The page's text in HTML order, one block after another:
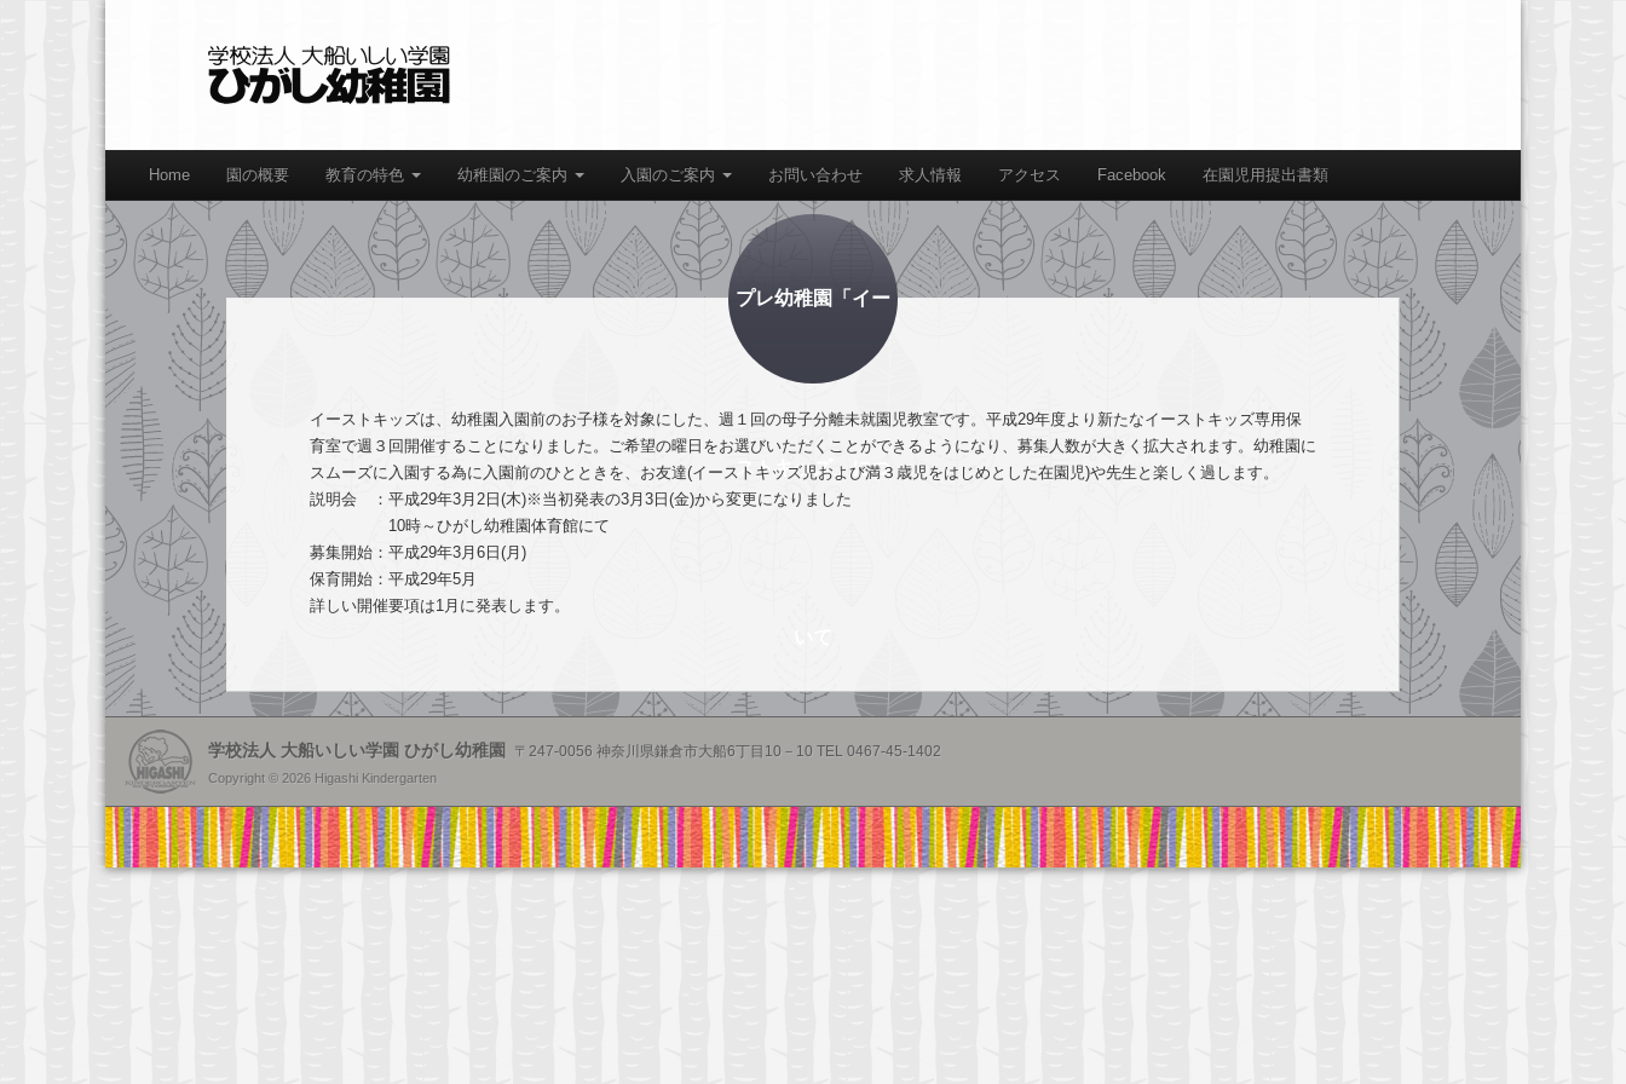
Home 園の概要 教育の特色 幼稚園のご案内 入園のご案内 お問い合わせ 求人情報 アクセス Facebook 在園児用提出書類
プレ幼稚園「イー
ストキッズ」につ
イーストキッズは、幼稚園入園前のお子様を対象にした、週１回の母子分離未就園児教室です。平成29年度より新たなイーストキッズ専用保
育室で週３回開催することになりました。ご希望の曜日をお選びいただくことができるようになり、募集人数が大きく拡大されます。幼稚園に
スムーズに入園する為に入園前のひとときを、お友達(イーストキッズ児および満３歳児をはじめとした在園児)や先生と楽しく過します。
説明会 ：平成29年3月2日(木)※当初発表の3月3日(金)から変更になりました
10時～ひがし幼稚園体育館にて
募集開始：平成29年3月6日(月)
保育開始：平成29年5月
詳しい開催要項は1月に発表します。
学校法人 大船いしい学園 ひがし幼稚園 〒247-0056 神奈川県鎌倉市大船6丁目10－10 TEL 0467-45-1402
Copyright © 2026 Higashi Kindergarten